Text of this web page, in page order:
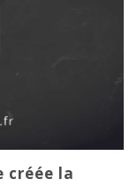
créée la